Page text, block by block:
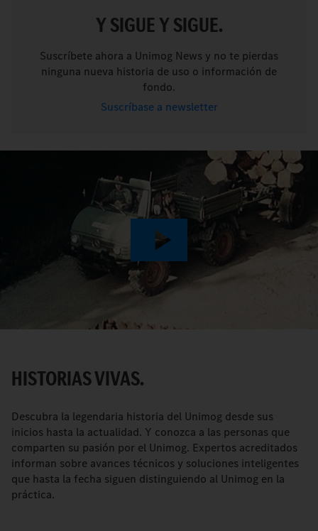
Y SIGUE Y SIGUE.
Suscríbete ahora a Unimog News y no te pierdas
ninguna nueva historia de uso o información de
fondo.
Suscríbase a newsletter
Play
Video
HISTORIAS VIVAS.
Descubra la legendaria historia del Unimog desde sus
inicios hasta la actualidad. Y conozca a las personas que
comparten su pasión por el Unimog. Expertos acreditados
informan sobre avances técnicos y soluciones inteligentes
que hasta la fecha siguen distinguiendo al Unimog en la
práctica.